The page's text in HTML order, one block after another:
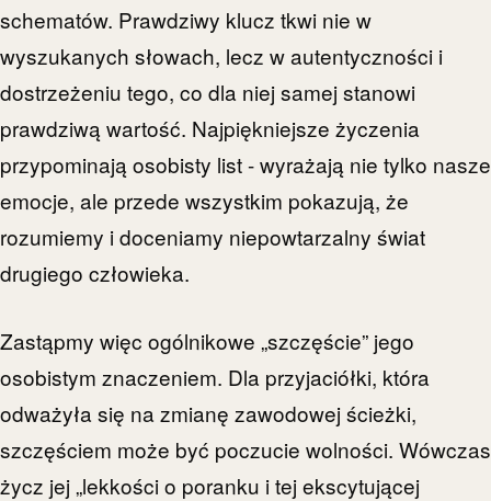
schematów. Prawdziwy klucz tkwi nie w
wyszukanych słowach, lecz w autentyczności i
dostrzeżeniu tego, co dla niej samej stanowi
prawdziwą wartość. Najpiękniejsze życzenia
przypominają osobisty list - wyrażają nie tylko nasze
emocje, ale przede wszystkim pokazują, że
rozumiemy i doceniamy niepowtarzalny świat
drugiego człowieka.
Zastąpmy więc ogólnikowe „szczęście” jego
osobistym znaczeniem. Dla przyjaciółki, która
odważyła się na zmianę zawodowej ścieżki,
szczęściem może być poczucie wolności. Wówczas
życz jej „lekkości o poranku i tej ekscytującej